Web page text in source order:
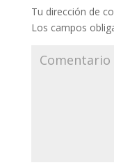
Tu dirección de
Los campos